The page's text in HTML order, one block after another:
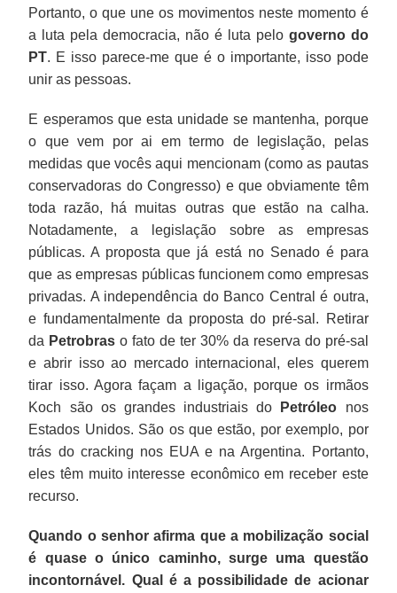
Portanto, o que une os movimentos neste momento é
a luta pela democracia, não é luta pelo governo do
PT. E isso parece-me que é o importante, isso pode
unir as pessoas.
E esperamos que esta unidade se mantenha, porque
o que vem por ai em termo de legislação, pelas
medidas que vocês aqui mencionam (como as pautas
conservadoras do Congresso) e que obviamente têm
toda razão, há muitas outras que estão na calha.
Notadamente, a legislação sobre as empresas
públicas. A proposta que já está no Senado é para
que as empresas públicas funcionem como empresas
privadas. A independência do Banco Central é outra,
e fundamentalmente da proposta do pré-sal. Retirar
da Petrobras o fato de ter 30% da reserva do pré-sal
e abrir isso ao mercado internacional, eles querem
tirar isso. Agora façam a ligação, porque os irmãos
Koch são os grandes industriais do
Petróleo nos
Estados Unidos. São os que estão, por exemplo, por
trás do cracking nos EUA e na Argentina. Portanto,
eles têm muito interesse econômico em receber este
recurso.
Quando o senhor afirma que a mobilização social
é quase o único caminho, surge uma questão
incontornável. Qual é a possibilidade de acionar